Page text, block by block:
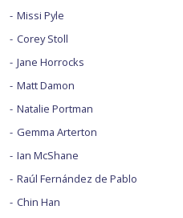
Missi Pyle
Corey Stoll
Jane Horrocks
Matt Damon
Natalie Portman
Gemma Arterton
Ian McShane
Raúl Fernández de Pablo
Chin Han